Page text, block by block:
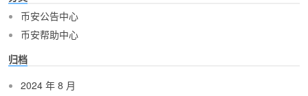
币安公告中心
币安帮助中心
归档
2024 年 8 月